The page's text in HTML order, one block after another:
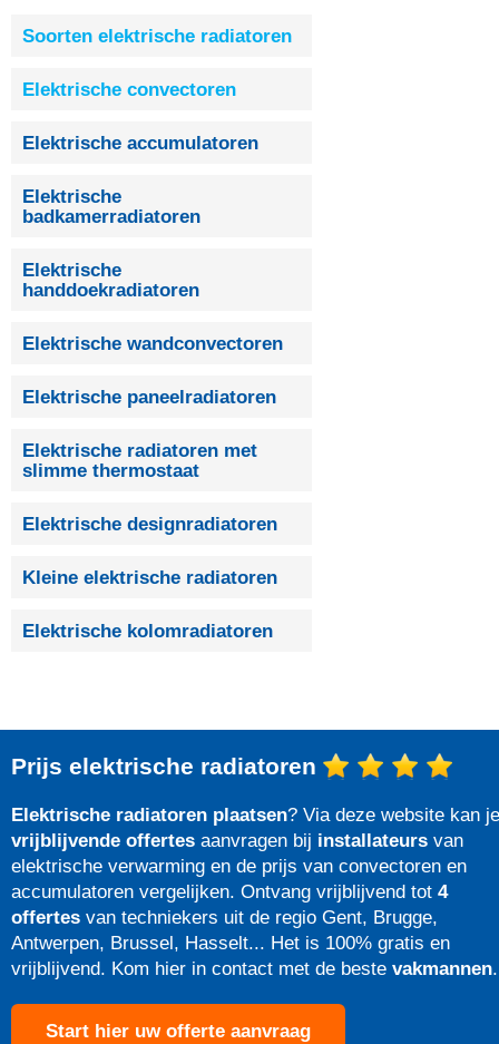
Soorten elektrische radiatoren
Elektrische convectoren
Elektrische accumulatoren
Elektrische
badkamerradiatoren
Elektrische
handdoekradiatoren
Elektrische wandconvectoren
Elektrische paneelradiatoren
Elektrische radiatoren met
slimme thermostaat
Elektrische designradiatoren
Kleine elektrische radiatoren
Elektrische kolomradiatoren
Prijs elektrische radiatoren
Elektrische radiatoren plaatsen? Via deze website kan je
vrijblijvende offertes aanvragen bij installateurs van
elektrische verwarming en de prijs van convectoren en
accumulatoren vergelijken. Ontvang vrijblijvend tot 4
offertes van techniekers uit de regio Gent, Brugge,
Antwerpen, Brussel, Hasselt... Het is 100% gratis en
vrijblijvend. Kom hier in contact met de beste vakmannen.
Start hier uw offerte aanvraag